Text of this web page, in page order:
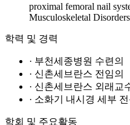
proximal femoral nail
Musculoskeletal
학력 및 경력
· 부천세종병원 수련의
· 신촌세브란스 전임의
· 신촌세브란스 외래교
· 소화기 내시경 세부 전
학회 및 주요활동